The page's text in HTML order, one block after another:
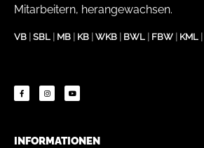
Mitarbeitern, herangewachsen.
VB SBL MB KB WKB BWL FBW KML
INFORMATIONEN